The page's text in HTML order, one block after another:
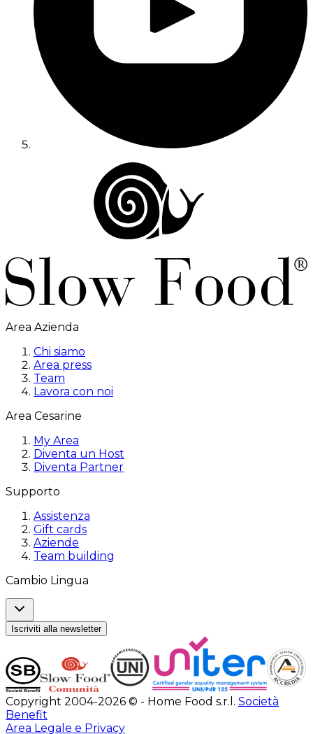
Area Azienda
Chi siamo
Area press
Team
Lavora con noi
Area Cesarine
My Area
Diventa un Host
Diventa Partner
Supporto
Assistenza
Gift cards
Aziende
Team building
Cambio Lingua
Iscriviti alla newsletter
Copyright 2004-2026 © - Home Food s.r.l. Società
Benefit
Area Legale e Privacy